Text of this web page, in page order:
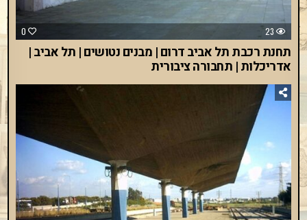
0 23
תחנת רכבת תל אביב דרום | מבנים נטושים | תל אביב |
אדריכלות | תחבורה ציבורית